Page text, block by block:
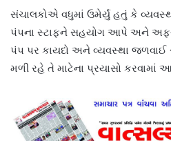
સંચાલકોએ વધુમાં ઉમેર્યું હતું કે
પંપના સ્ટાફને સહયોગ આપે અને
પંપ પર કાયદો અને વ્યવસ્થા
મળી રહે તે માટેના પ્રયાસો કરવામાં